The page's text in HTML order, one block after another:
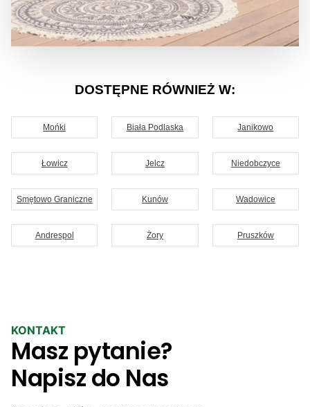
DOSTĘPNE RÓWNIEŻ W:
Mońki Biała Podlaska Janikowo
Łowicz Jelcz Niedobczyce
Smętowo Graniczne Kunów Wadowice
Andrespol Żory Pruszków
KONTAKT
Masz pytanie?
Napisz do Nas